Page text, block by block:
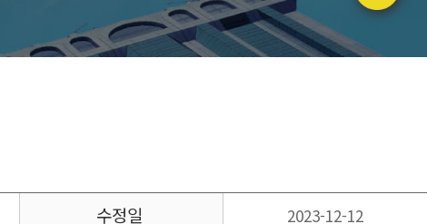
승강기유지관리업
상담하기
수정일 2023-12-12